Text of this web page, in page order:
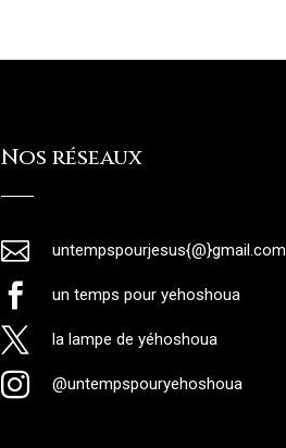
Nos réseaux
 untempspourjesus{@}gmail.com
 un temps pour yehoshoua
 la lampe de yéhoshoua
 @untempspouryehoshoua